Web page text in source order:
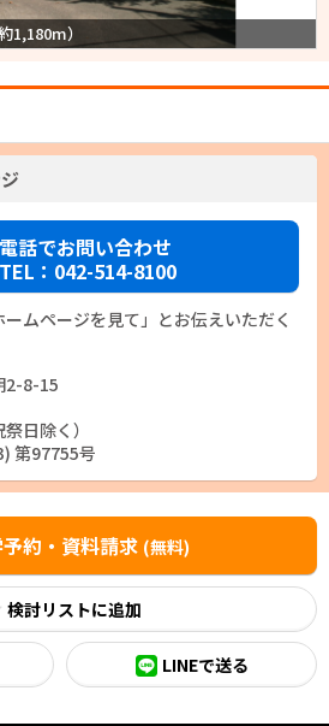
1,180m）
電話でお問い合わせ
TEL：042-514-8100
ムページを見て」とお伝えいただく
2-8-15
日除く）
第97755号
約・資料請求 (無料)
検討リスト
LINEで送る